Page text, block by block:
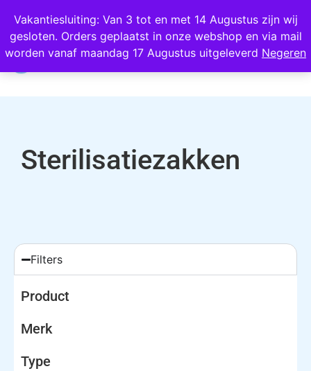
Vakantiesluiting: Van 3 tot en met 14 Augustus zijn wij
gesloten. Orders geplaatst in onze webshop en via mail
worden vanaf maandag 17 Augustus uitgeleverd Negeren
Wij scoren een 4,8 op Google
0
Sterilisatiezakken
Filters
Product
Merk
Type